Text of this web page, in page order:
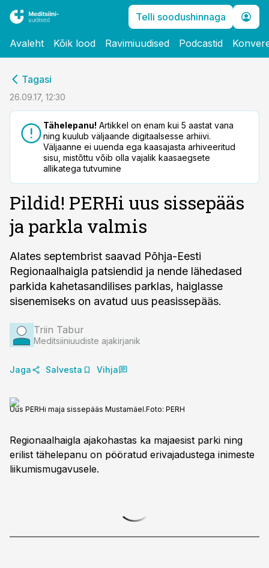
Telli soodushinnaga
Avaleht Kõik lood Ravimiuudised Podcastid
Tagasi
26.09.17, 12:30
Tähelepanu! Artikkel on enam kui 5 aastat vana
ning kuulub väljaande digitaalsesse arhiivi.
Väljaanne ei uuenda ega kaasajasta arhiveeritud
sisu, mistõttu võib olla vajalik kaasaegsete
allikatega tutvumine
Pildid! PERHi uus sissepääs
ja parkla valmis
Alates septembrist saavad Põhja-Eesti
Regionaalhaigla patsiendid ja nende lähedased
parkida kahetasandilises parklas, haiglasse
sisenemiseks on avatud uus peasissepääs.
Triin Tabur
Meditsiiniuudiste ajakirjanik
Jaga Salvesta Vihja
Uus PERHi maja sissepääs Mustamäel.Foto: PERH
Regionaalhaigla ajakohastas ka majaesist parki ning
erilist tähelepanu on pööratud erivajadustega inimeste
liikumismugavusele.